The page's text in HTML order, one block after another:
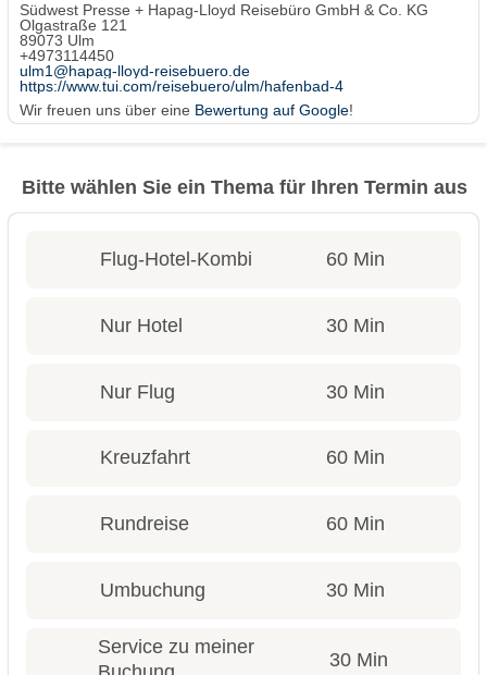
Südwest Presse + Hapag-Lloyd Reisebüro GmbH & Co. KG
Olgastraße 121
89073 Ulm
+4973114450
ulm1@hapag-lloyd-reisebuero.de
https://www.tui.com/reisebuero/ulm/hafenbad-4
Wir freuen uns über eine Bewertung auf Google!
Bitte wählen Sie ein Thema für Ihren Termin aus
Flug-Hotel-Kombi 60 Min
Nur Hotel 30 Min
Nur Flug 30 Min
Kreuzfahrt 60 Min
Rundreise 60 Min
Umbuchung 30 Min
Service zu meiner
30 Min